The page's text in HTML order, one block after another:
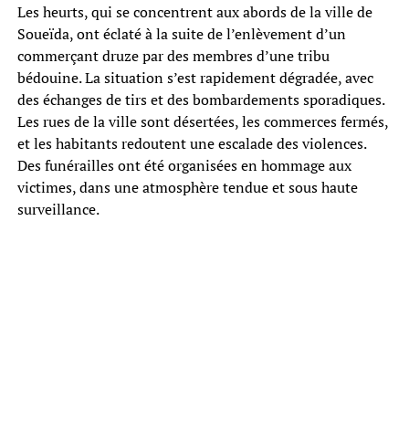
Les heurts, qui se concentrent aux abords de la ville de
Soueïda, ont éclaté à la suite de l’enlèvement d’un
commerçant druze par des membres d’une tribu
bédouine. La situation s’est rapidement dégradée, avec
des échanges de tirs et des bombardements sporadiques.
Les rues de la ville sont désertées, les commerces fermés,
et les habitants redoutent une escalade des violences.
Des funérailles ont été organisées en hommage aux
victimes, dans une atmosphère tendue et sous haute
surveillance.